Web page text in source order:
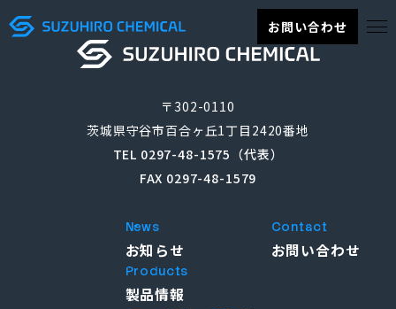
お問い合わせ
〒302-0110
茨城県守谷市百合ヶ丘1丁目2420番地
TEL 0297-48-1575（代表）
FAX 0297-48-1579
News
お知らせ
Products
製品情報
Contact
お問い合わせ